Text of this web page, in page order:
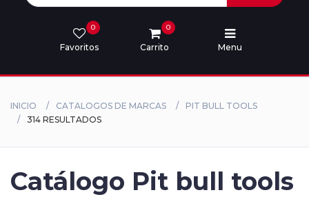
Favoritos
0
Carrito
0
Menu
Descargar
INICIO CATALOGOS DE MARCAS
PIT BULL TOOLS
314 RESULTADOS
Catálogo Pit bull tools